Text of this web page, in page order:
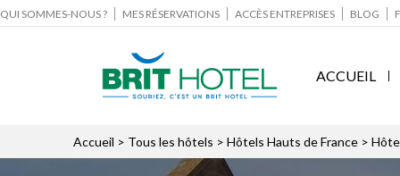
QUI SOMMES-NOUS ? MES RÉSERVATIONS ACCÈS ENTREPRISES BLOG
ACCUEIL
Accueil > Tous les hôtels > Hôtels Hauts de France >